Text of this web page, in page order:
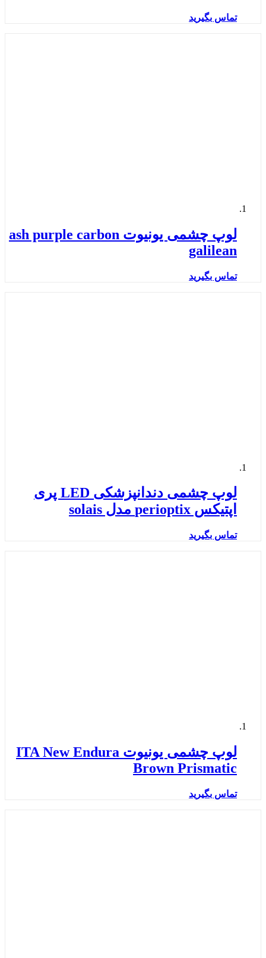
تماس بگیرید
لوپ چشمی یونیوت ash purple carbon
galilean
تماس بگیرید
لوپ چشمی دندانپزشکی LED پری
اپتیکس perioptix مدل solais
تماس بگیرید
لوپ چشمی یونیوت ITA New Endura
Brown Prismatic
تماس بگیرید